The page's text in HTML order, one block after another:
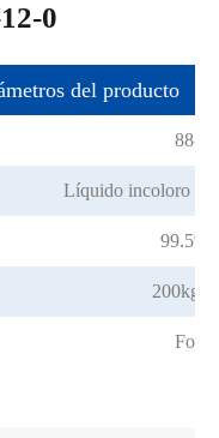
0
del producto
88-
Líquido incoloro a
99.5%
200kg/